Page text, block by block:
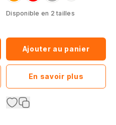
Disponible en 2 tailles
Ajouter au panier
En savoir plus